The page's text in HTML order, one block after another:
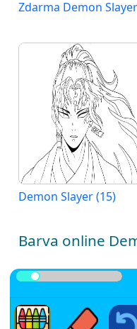
Zdarma Demon Slayer
Demon Slayer (15)
Barva online